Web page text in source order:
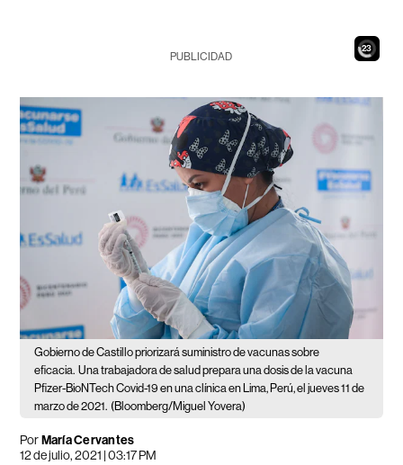
21
PUBLICIDAD
Gobierno de Castillo priorizará suministro de vacunas sobre
eficacia. Una trabajadora de salud prepara una dosis de la vacuna
Pfizer-BioNTech Covid-19 en una clínica en Lima, Perú, el jueves 11 de
marzo de 2021. (Bloomberg/Miguel Yovera)
PorMaría Cervantes
12 de julio, 2021 | 03:17 PM